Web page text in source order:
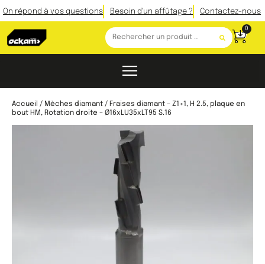
On répond à vos questions Besoin d'un affûtage ? Contactez-nous
0
Accueil / Mèches diamant / Fraises diamant – Z1+1, H 2.5, plaque en
bout HM, Rotation droite – Ø16xLU35xLT95 S.16